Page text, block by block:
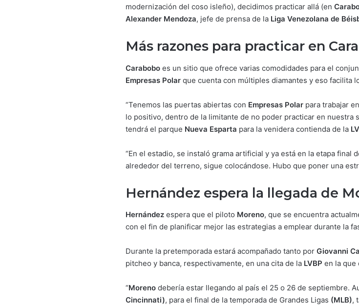
modernización del coso isleño), decidimos practicar allá (en
Alexander Mendoza, jefe de prensa de la Liga Venezolana de
Más razones para practicar en
Carabobo es un sitio que ofrece varias comodidades para el
Empresas Polar que cuenta con múltiples diamantes y eso facilita
“Tenemos las puertas abiertas con Empresas Polar para trabajar
lo positivo, dentro de la limitante de no poder practicar en nuestra
tendrá el parque Nueva Esparta para la venidera contienda de la
“En el estadio, se instaló grama artificial y ya está en la etapa
alrededor del terreno, sigue colocándose. Hubo que poner una
Hernández espera la llegada de
Hernández espera que el piloto Moreno, que se encuentra
con el fin de planificar mejor las estrategias a emplear durante la
Durante la pretemporada estará acompañado tanto por Giovanni
pitcheo y banca, respectivamente, en una cita de la LVBP en la que
“Moreno debería estar llegando al país el 25 o 26 de septiembre.
Cincinnati), para el final de la temporada de Grandes Ligas (MLB),